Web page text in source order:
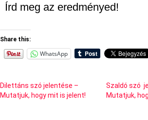
Írd meg az eredményed!
Share this:
WhatsApp
Dilettáns szó jelentése –
Mutatjuk, hogy mit is jelent!
Szaldó szó
Mutatjuk,